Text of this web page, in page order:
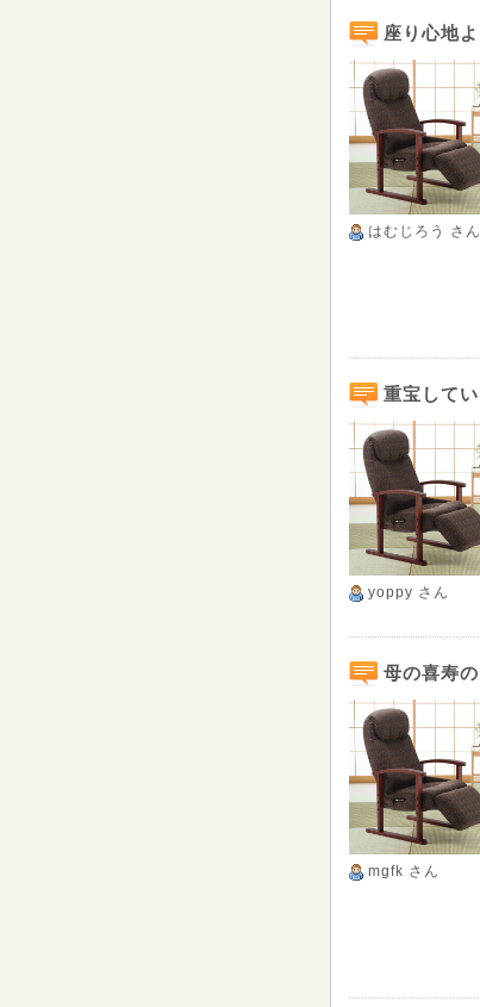
座り心地
はむじろう さん
重宝してい
yoppy さん
母の喜寿
mgfk さん